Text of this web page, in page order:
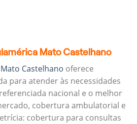
Mato Castelhano
Castelhano oferece
para atender às necessidades
nacional e o melhor
cobertura ambulatorial e
cobertura para consultas